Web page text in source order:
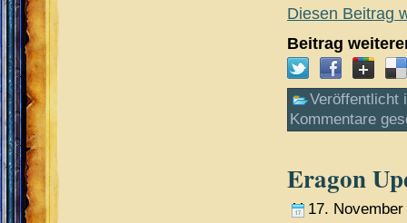
Diesen Beitrag
Beitrag
Veröffentlicht
Kommentare
Eragon
17.